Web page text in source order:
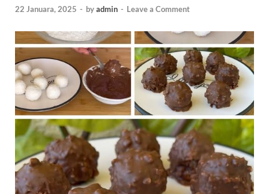
22 Januara, 2025 - byadmin - Leave a Comment